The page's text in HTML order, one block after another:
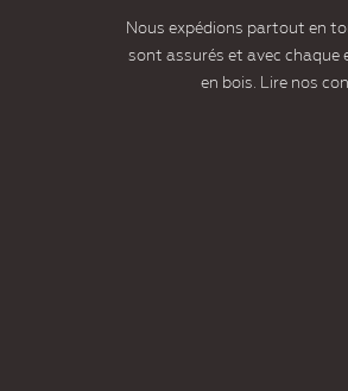
Nous expédions partout en
sont assurés et avec chaque
en bois. Lire nos